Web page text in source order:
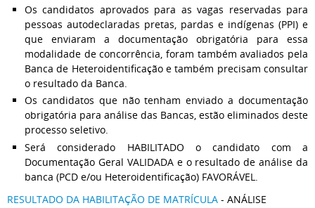
Os candidatos aprovados para as vagas reservadas para
pessoas autodeclaradas pretas, pardas e indígenas (PPI) e
que enviaram a documentação obrigatória para essa
modalidade de concorrência, foram também avaliados pela
Banca de Heteroidentificação e também precisam consultar
o resultado da Banca.
Os candidatos que não tenham enviado a documentação
obrigatória para análise das Bancas, estão eliminados deste
processo seletivo.
Será considerado HABILITADO o candidato com a
Documentação Geral VALIDADA e o resultado de análise da
banca (PCD e/ou Heteroidentificação) FAVORÁVEL.
RESULTADO DA HABILITAÇÃO DE MATRÍCULA - ANÁLISE